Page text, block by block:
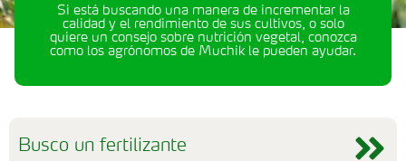
Si está buscando una manera de incrementar la
calidad y el rendimiento de sus cultivos, o solo
quiere un consejo sobre nutrición vegetal, conozca
como los agrónomos de Muchik le pueden ayudar.
Busco un fertilizante